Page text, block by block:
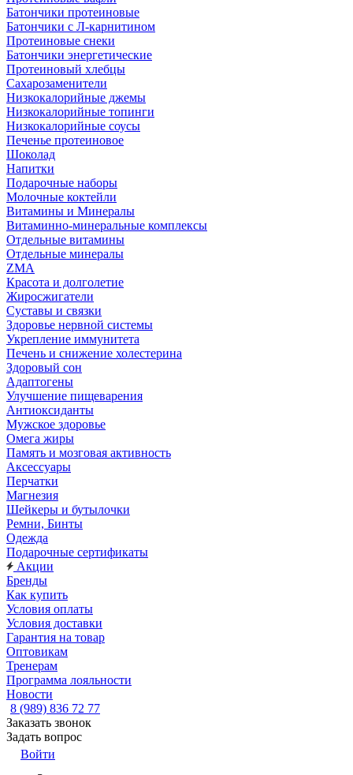
Батончики протеиновые
Батончики с Л-карнитином
Протеиновые снеки
Батончики энергетические
Протеиновый хлебцы
Сахарозаменители
Низкокалорийные джемы
Низкокалорийные топинги
Низкокалорийные соусы
Печенье протеиновое
Шоколад
Напитки
Подарочные наборы
Молочные коктейли
Витамины и Минералы
Витаминно-минеральные комплексы
Отдельные витамины
Отдельные минералы
ZMA
Красота и долголетие
Жиросжигатели
Суставы и связки
Здоровье нервной системы
Укрепление иммунитета
Печень и снижение холестерина
Здоровый сон
Адаптогены
Улучшение пищеварения
Антиоксиданты
Мужское здоровье
Омега жиры
Память и мозговая активность
Аксессуары
Перчатки
Магнезия
Шейкеры и бутылочки
Ремни, Бинты
Одежда
Подарочные сертификаты
Акции
Бренды
Как купить
Условия оплаты
Условия доставки
Гарантия на товар
Оптовикам
Тренерам
Программа лояльности
Новости
8 (989) 836 72 77
Заказать звонок
Задать вопрос
Войти